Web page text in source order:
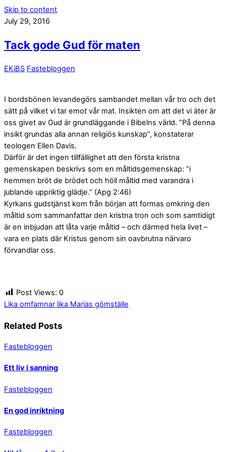
Skip to content
July 29, 2016
Tack gode Gud för maten
EKiBS Fastebloggen
I bordsbönen levandegörs sambandet mellan vår tro och det
sätt på vilket vi tar emot vår mat. Insikten om att det vi äter är
oss givet av Gud är grundläggande i Bibelns värld. ”På denna
insikt grundas alla annan religiös kunskap”, konstaterar
teologen Ellen Davis.
Därför är det ingen tillfällighet att den första kristna
gemenskapen beskrivs som en måltidsgemenskap: ”i
hemmen bröt de brödet och höll måltid med varandra i
jublande uppriktig glädje.” (Apg 2:46)
Kyrkans gudstjänst kom från början att formas omkring den
måltid som sammanfattar den kristna tron och som samtidigt
är en inbjudan att låta varje måltid – och därmed hela livet –
vara en plats där Kristus genom sin oavbrutna närvaro
förvandlar oss.
Post Views: 0
Lika omfamnar lika Marias gömställe
Related Posts
Fastebloggen
Ett liv i sanning
Fastebloggen
En god inriktning
Fastebloggen